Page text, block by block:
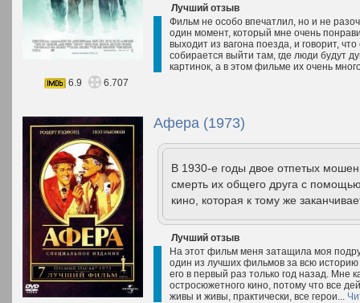
Лучший отзыв
Фильм не особо впечатлил, но и не
один момент, который мне очень
выходит из вагона поезда, и говорит,
собирается выйти там, где люди будут
картинок, а в этом фильме их очень
6.9
6.707
Афера (1973)
В 1930-е годы двое отпетых
смерть их общего друга с
кино, которая к тому же
Лучший отзыв
На этот фильм меня затащила моя
один из лучших фильмов за всю
его в первый раз только год назад. Мне
остросюжетного кино, потому что все
живы и живы, практически, все герои...